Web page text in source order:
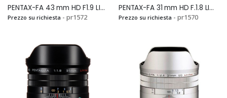
PENTAX-FA 43 mm HD F1.9 LIMITED BLACKSi
Prezzo su richiesta - pr1572
PENTAX-FA 31 mm HD F.1.8 LIMITED SILVERSi
Prezzo su richiesta - pr1570